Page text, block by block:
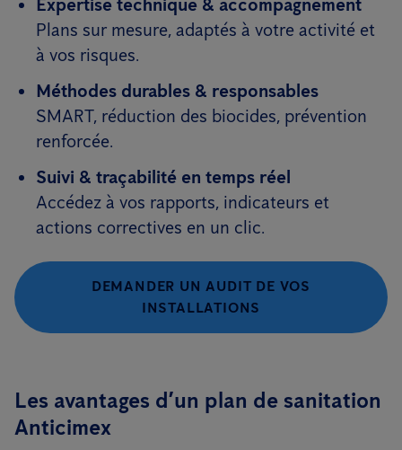
Expertise technique & accompagnement
Plans sur mesure, adaptés à votre activité et
à vos risques.
Méthodes durables & responsables
SMART, réduction des biocides, prévention
renforcée.
Suivi & traçabilité en temps réel
Accédez à vos rapports, indicateurs et
actions correctives en un clic.
DEMANDER UN AUDIT DE VOS
INSTALLATIONS
Les avantages d’un plan de sanitation
Anticimex